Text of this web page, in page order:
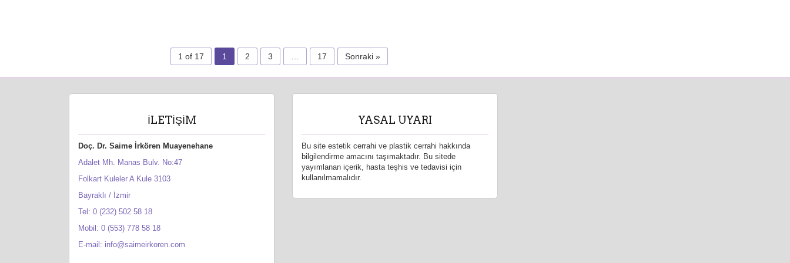
1 of 17 1 2 3 … 17 Sonraki »
İLETIŞIM
Doç. Dr. Saime İrkören Muayenehane
Adalet Mh. Manas Bulv. No:47
Folkart Kuleler A Kule 3103
Bayraklı / İzmir
Tel: 0 (232) 502 58 18
Mobil: 0 (553) 778 58 18
E-mail: info@saimeirkoren.com
YASAL UYARI
Bu site estetik cerrahi ve plastik cerrahi hakkında
bilgilendirme amacını taşımaktadır. Bu sitede
yayımlanan içerik, hasta teşhis ve tedavisi için
kullanılmamalıdır.